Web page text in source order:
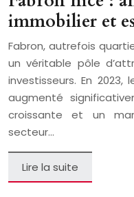
immobilier et
Fabron, autrefois
un véritable pôle
investisseurs. En
augmenté
croissante et un
secteur…
Lire la suite